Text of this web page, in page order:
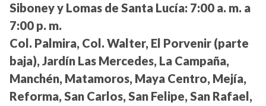
Siboney y Lomas de Santa Lucía: 7:00 a. m. a
7:00 p. m.
Col. Palmira, Col. Walter, El Porvenir (parte
baja), Jardín Las Mercedes, La Campaña,
Manchén, Matamoros, Maya Centro, Mejía,
Reforma, San Carlos, San Felipe, San Rafael,